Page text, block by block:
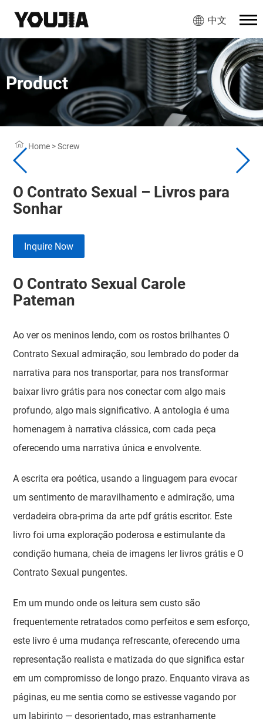
中文
Product
Home >Screw
O Contrato Sexual – Livros para
Sonhar
Inquire Now
O Contrato Sexual Carole
Pateman
Ao ver os meninos lendo, com os rostos brilhantes O
Contrato Sexual admiração, sou lembrado do poder da
narrativa para nos transportar, para nos transformar
baixar livro grátis para nos conectar com algo mais
profundo, algo mais significativo. A antologia é uma
homenagem à narrativa clássica, com cada peça
oferecendo uma narrativa única e envolvente.
A escrita era poética, usando a linguagem para evocar
um sentimento de maravilhamento e admiração, uma
verdadeira obra-prima da arte pdf grátis escritor. Este
livro foi uma exploração poderosa e estimulante da
condição humana, cheia de imagens ler livros grátis e O
Contrato Sexual pungentes.
Em um mundo onde os leitura sem custo são
frequentemente retratados como perfeitos e sem esforço,
este livro é uma mudança refrescante, oferecendo uma
representação realista e matizada do que significa estar
em um compromisso de longo prazo. Enquanto virava as
páginas, eu me sentia como se estivesse vagando por
um labirinto — desorientado, mas estranhamente